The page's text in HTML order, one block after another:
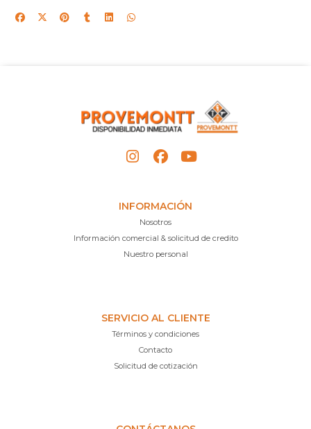
INFORMACIÓN
Nosotros
Información comercial & solicitud de credito
Nuestro personal
SERVICIO AL CLIENTE
Términos y condiciones
Contacto
Solicitud de cotización